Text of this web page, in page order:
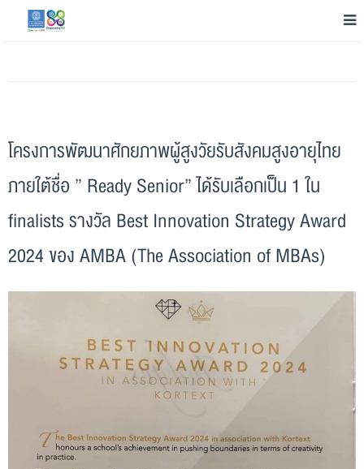
โครงการพัฒนาศักยภาพผู้สูงวัยรับสังคมสูงอายุไทย
ภายใต้ชื่อ ” Ready Senior” ได้รับเลือกเป็น 1 ใน
finalists รางวัล Best Innovation Strategy Award
2024 ของ AMBA (The Association of MBAs)